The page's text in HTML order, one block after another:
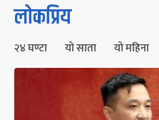
लोकप्रिय
२४ घण्टा यो साता यो महिना